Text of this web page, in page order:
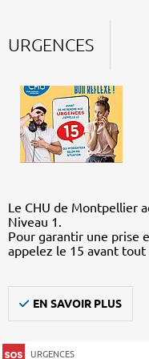
URGENCES
Le CHU de Montpellier
Niveau 1.
Pour garantir une prise
appelez le 15 avant
EN SAVOIR PLUS
URGENCES